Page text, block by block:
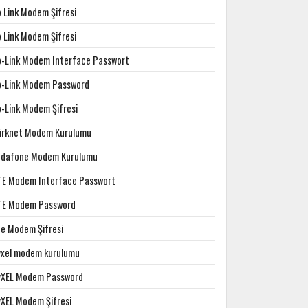
Link Modem Şifresi
Link Modem Şifresi
Link Modem Interface Passwort
Link Modem Password
Link Modem Şifresi
Modem Kurulumu
Modem Kurulumu
Modem Interface Passwort
Modem Password
Modem Şifresi
modem kurulumu
Modem Password
Modem Şifresi